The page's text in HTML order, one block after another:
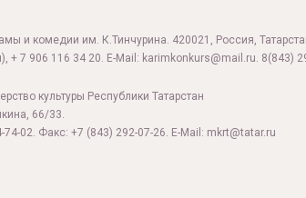
и комедии им. К.Тинчурина. 420021, Россия,
+ 7 906 116 34 20. E-Mail: karimkonkurs@mail.ru. 8(843)
культуры Республики Татарстан
66/33.
02. Факс: +7 (843) 292-07-26. E-Mail: mkrt@tatar.ru